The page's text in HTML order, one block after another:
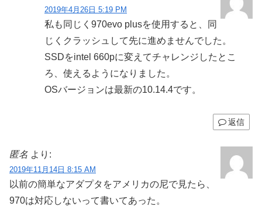
2019年4月26日 5:19 PM
私も同じく970evo plusを使用すると、同
じくクラッシュして先に進めませんでした。
SSDをintel 660pに変えてチャレンジしたとこ
ろ、使えるようになりました。
OSバージョンは最新の10.14.4です。
返信
匿名 より:
2019年11月14日 8:15 AM
以前の簡単なアダプタをアメリカの尼で見たら、
970は対応しないって書いてあった。